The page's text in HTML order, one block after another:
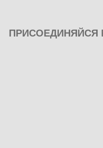
ПРИСОЕДИНЯЙСЯ